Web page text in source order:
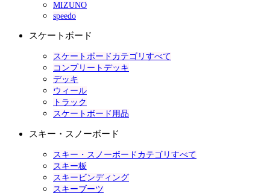
MIZUNO
speedo
スケートボード
スケートボードカテゴリすべて
コンプリートデッキ
デッキ
ウィール
トラック
スケートボード用品
スキー・スノーボード
スキー・スノーボードカテゴリすべて
スキー板
スキービンディング
スキーブーツ